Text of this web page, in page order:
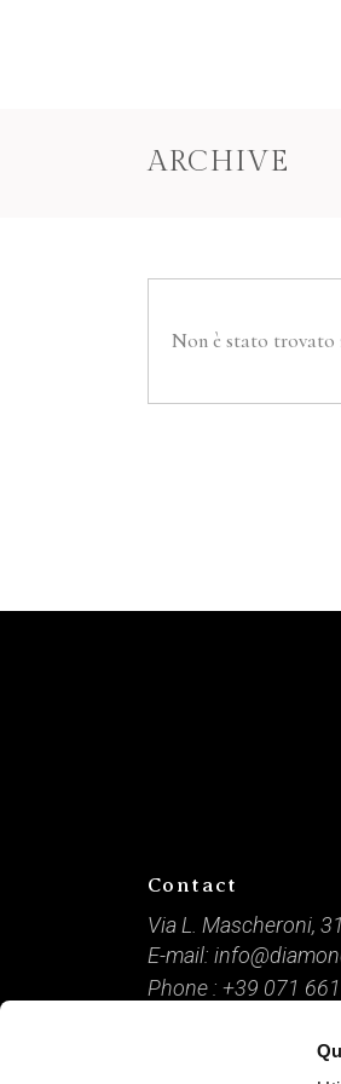
ARCHIVE
Non è stato trovato
Contact
Via L. Mascheroni,
E-mail:
Phone : +39 071
DIAMOND International /